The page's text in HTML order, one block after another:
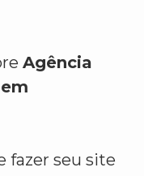
Agência
fazer seu site